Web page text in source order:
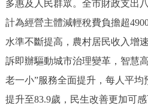
多惠及人民群眾。全市財政支出
計為經營主體減輕稅費負擔超
水準不斷提高，農村居民收入增
訴即辦驅動城市治理變革，智慧
老一小”服務全面提升，每人平均
提升至83.9歲，民生改善更加可感